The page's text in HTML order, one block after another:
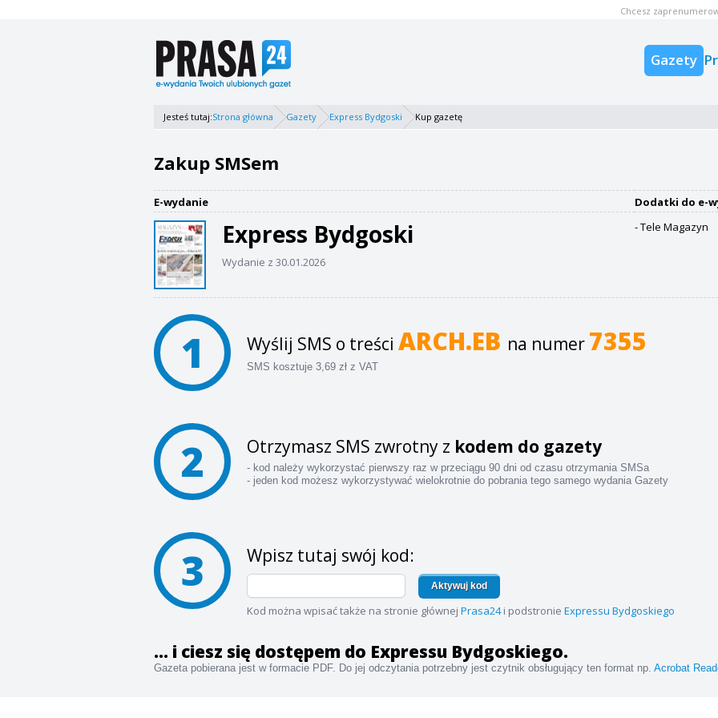
Gazety
Chcesz
Jesteś tutaj:Strona główna Gazety Express Bydgoski Kup gazetę
Zakup SMSem
E-wydanie
Express Bydgoski
Wydanie z 30.01.2026
Dodatki do e-
- Tele Magazyn
1 Wyślij SMS o treści ARCH.EB na numer 7355
SMS kosztuje 3,69 zł z VAT
2 Otrzymasz SMS zwrotny z kodem do gazety
- kod należy wykorzystać pierwszy raz w przeciągu 90 dni od czasu otrzymania SMSa
- jeden kod możesz wykorzystywać wielokrotnie do pobrania tego samego wydania Gazety
3 Wpisz tutaj swój kod:
Aktywuj kod
Kod można wpisać także na stronie głównej Prasa24i podstronie Expressu Bydgoskiego
... i ciesz się dostępem do Expressu Bydgoskiego.
Gazeta pobierana jest w formacie PDF. Do jej odczytania potrzebny jest czytnik obsługujący ten format np. Acrobat